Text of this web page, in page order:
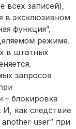
всех записей),
в эксклюзивном
функция”,
режиме.
в штатных
запросов
– блокировка
как следствие
user” при